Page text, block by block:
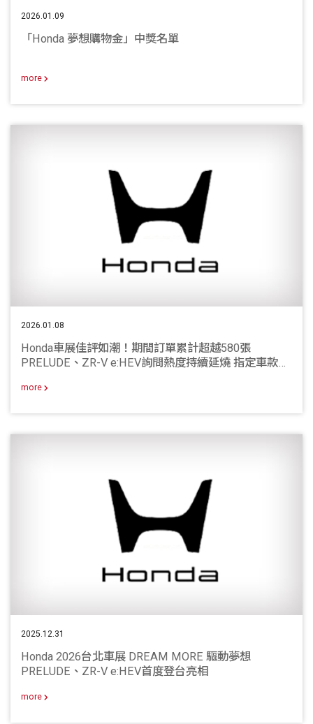
2026.01.09
「Honda 夢想購物金」中獎名單
more
2026.01.08
Honda車展佳評如潮！期間訂單累計超越580張
PRELUDE、ZR-V e:HEV詢問熱度持續延燒 指定車款總
more
2025.12.31
Honda 2026台北車展 DREAM MORE 驅動夢想
PRELUDE、ZR-V e:HEV首度登台亮相
more